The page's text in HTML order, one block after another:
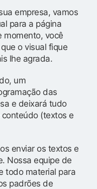
empresa, vamos
para a página
momento, você
o visual fique
lhe agrada.
um
das
e deixará tudo
(textos e
enviar os textos e
Nossa equipe de
todo material para
padrões de